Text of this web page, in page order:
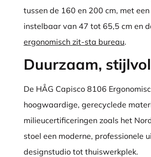
tussen de 160 en 200 cm, met
instelbaar van 47 tot 65,5 cm en
ergonomisch zit-sta bureau.
Duurzaam,
De HÅG Capisco 8106
hoogwaardige, gerecyclede
milieucertificeringen zoals het
stoel een moderne, professionele
designstudio tot thuiswerkplek.